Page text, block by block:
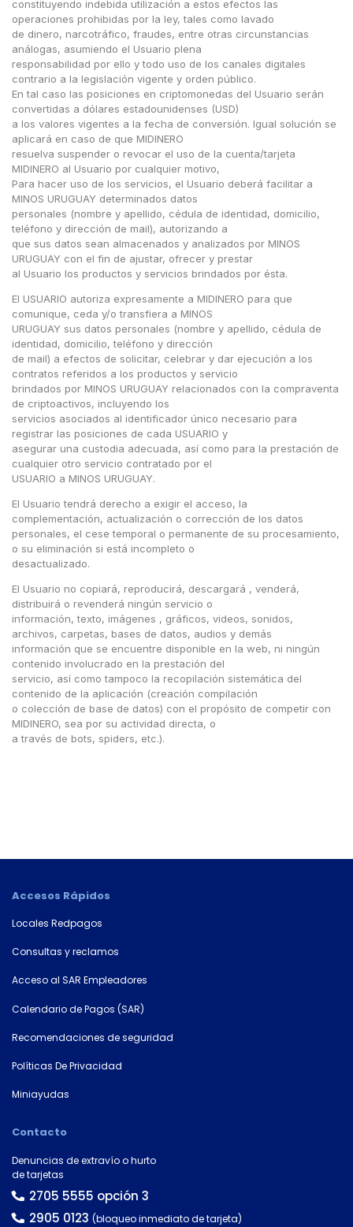
constituyendo indebida utilización a estos efectos las
operaciones prohibidas por la ley, tales como lavado
de dinero, narcotráfico, fraudes, entre otras circunstancias
análogas, asumiendo el Usuario plena
responsabilidad por ello y todo uso de los canales digitales
contrario a la legislación vigente y orden público.
En tal caso las posiciones en criptomonedas del Usuario serán
convertidas a dólares estadounidenses (USD)
a los valores vigentes a la fecha de conversión. Igual solución se
aplicará en caso de que MIDINERO
resuelva suspender o revocar el uso de la cuenta/tarjeta
MIDINERO al Usuario por cualquier motivo,
Para hacer uso de los servicios, el Usuario deberá facilitar a
MINOS URUGUAY determinados datos
personales (nombre y apellido, cédula de identidad, domicilio,
teléfono y dirección de mail), autorizando a
que sus datos sean almacenados y analizados por MINOS
URUGUAY con el fin de ajustar, ofrecer y prestar
al Usuario los productos y servicios brindados por ésta.
El USUARIO autoriza expresamente a MIDINERO para que
comunique, ceda y/o transfiera a MINOS
URUGUAY sus datos personales (nombre y apellido, cédula de
identidad, domicilio, teléfono y dirección
de mail) a efectos de solicitar, celebrar y dar ejecución a los
contratos referidos a los productos y servicio
brindados por MINOS URUGUAY relacionados con la compraventa
de criptoactivos, incluyendo los
servicios asociados al identificador único necesario para
registrar las posiciones de cada USUARIO y
asegurar una custodia adecuada, así como para la prestación de
cualquier otro servicio contratado por el
USUARIO a MINOS URUGUAY.
El Usuario tendrá derecho a exigir el acceso, la
complementación, actualización o corrección de los datos
personales, el cese temporal o permanente de su procesamiento,
o su eliminación si está incompleto o
desactualizado.
El Usuario no copiará, reproducirá, descargará , venderá,
distribuirá o revenderá ningún servicio o
información, texto, imágenes , gráficos, videos, sonidos,
archivos, carpetas, bases de datos, audios y demás
información que se encuentre disponible en la web, ni ningún
contenido involucrado en la prestación del
servicio, así como tampoco la recopilación sistemática del
contenido de la aplicación (creación compilación
o colección de base de datos) con el propósito de competir con
MIDINERO, sea por su actividad directa, o
a través de bots, spiders, etc.).
Accesos Rápidos
Locales Redpagos
Consultas y reclamos
Acceso al SAR Empleadores
Calendario de Pagos (SAR)
Recomendaciones de seguridad
Políticas De Privacidad
Miniayudas
Contacto
Denuncias de extravío o hurto
de tarjetas
2705 5555 opción 3
2905 0123 (bloqueo inmediato de tarjeta)